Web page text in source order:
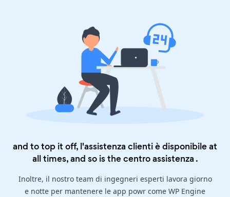
and to top it off, l'assistenza clienti è disponibile at
all times, and so is thecentro assistenza .
Inoltre, il nostro team di ingegneri esperti lavora giorno
e notte per mantenere le app powr come WP Engine